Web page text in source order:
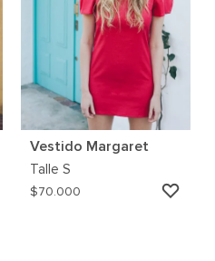
AGREGAR
Vestido Margaret
Talle S
$70.000